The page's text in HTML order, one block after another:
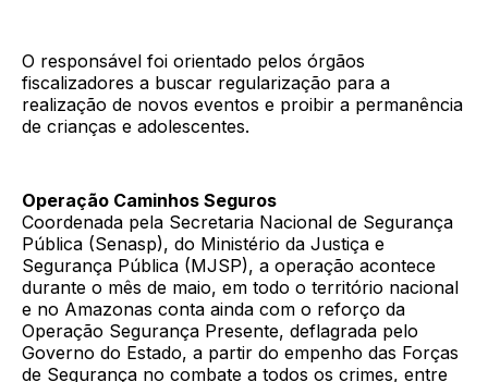
O responsável foi orientado pelos órgãos
fiscalizadores a buscar regularização para a
realização de novos eventos e proibir a permanência
de crianças e adolescentes.
Operação Caminhos Seguros
Coordenada pela Secretaria Nacional de Segurança
Pública (Senasp), do Ministério da Justiça e
Segurança Pública (MJSP), a operação acontece
durante o mês de maio, em todo o território nacional
e no Amazonas conta ainda com o reforço da
Operação Segurança Presente, deflagrada pelo
Governo do Estado, a partir do empenho das Forças
de Segurança no combate a todos os crimes, entre